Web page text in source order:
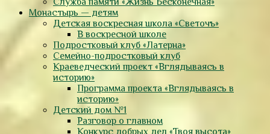
Монастырь — детям
Детская воскресная школа «Светочъ»
В воскресной школе
Подростковый клуб «Латерна»
Семейно-подростковый клуб
Краеведческий проект «Вглядываясь в
историю»
Программа проекта «Вглядываясь в
историю»
Детский дом №1
Разговор о главном
Конкурс добрых дел «Твоя высота»